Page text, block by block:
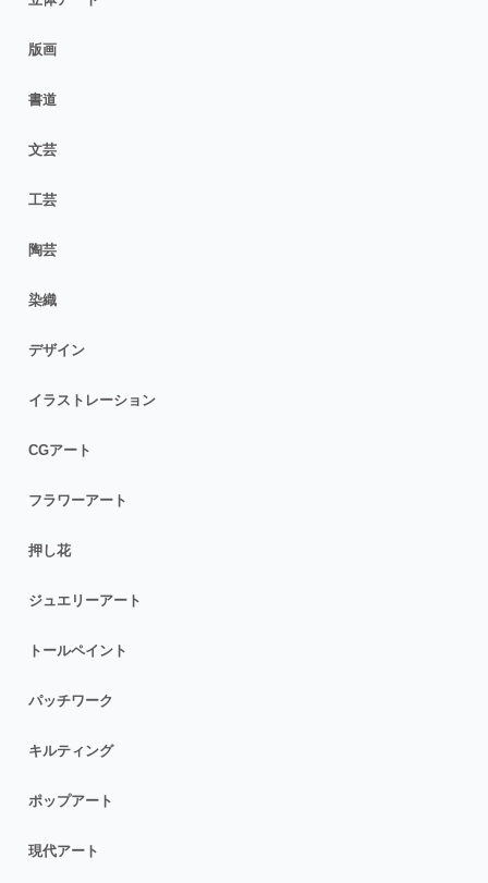
版画
書道
文芸
工芸
陶芸
染織
デザイン
イラストレーション
CGアート
フラワーアート
押し花
ジュエリーアート
トールペイント
パッチワーク
キルティング
ポップアート
現代アート